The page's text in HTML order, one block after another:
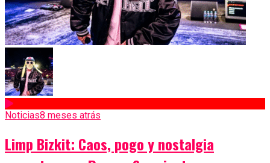
Noticias8 meses atrás
Limp Bizkit: Caos, pogo y nostalgia